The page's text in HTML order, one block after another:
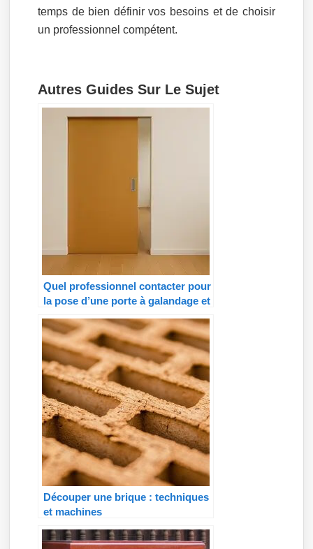
temps de bien définir vos besoins et de choisir
un professionnel compétent.
Autres Guides Sur Le Sujet
Quel professionnel contacter pour
la pose d’une porte à galandage et
Découper une brique : techniques
et machines